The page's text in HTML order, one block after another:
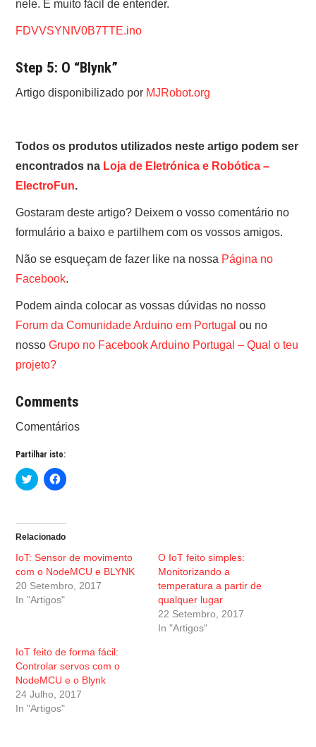
nele. É muito fácil de entender.
FDVVSYNIV0B7TTE.ino
Step 5: O “Blynk”
Artigo disponibilizado por MJRobot.org
Todos os produtos utilizados neste artigo podem ser
encontrados na Loja de Eletrónica e Robótica –
ElectroFun.
Gostaram deste artigo? Deixem o vosso comentário no
formulário a baixo e partilhem com os vossos amigos.
Não se esqueçam de fazer like na nossa Página no
Facebook.
Podem ainda colocar as vossas dúvidas no nosso
Forum da Comunidade Arduino em Portugal ou no
nosso Grupo no Facebook Arduino Portugal – Qual o teu
projeto?
Comments
Comentários
Partilhar isto:
C
l
t
o
s
a
r
e
o
n
T
e
r
(
O
p
e
n
s
C
l
t
o
s
a
r
e
o
n
o
k
O
p
e
Relacionado
IoT: Sensor de movimento
com o NodeMCU e BLYNK
20 Setembro, 2017
In "Artigos"
O IoT feito simples:
Monitorizando a
temperatura a partir de
qualquer lugar
22 Setembro, 2017
In "Artigos"
IoT feito de forma fácil:
Controlar servos com o
NodeMCU e o Blynk
24 Julho, 2017
In "Artigos"